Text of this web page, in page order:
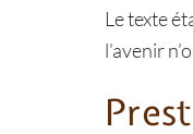
Le texte
l’avenir